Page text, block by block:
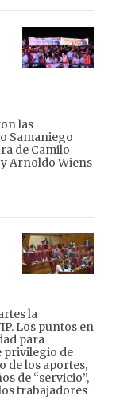
las
Samaniego
de Camilo
Arnoldo Wiens
la
Los puntos en
para
privilegio de
de los aportes,
de “servicio”,
trabajadores